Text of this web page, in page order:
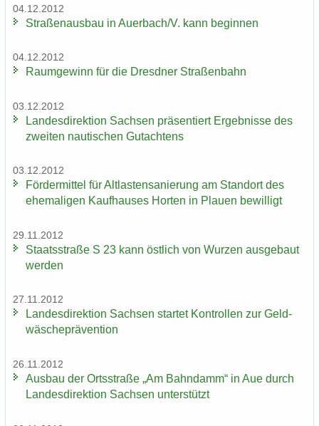
04.12.2012
Stra­ßen­aus­bau in Au­er­bach/V. kann be­gin­nen
04.12.2012
Raum­ge­winn für die Dresd­ner Stra­ßen­bahn
03.12.2012
Lan­des­di­rek­ti­on Sach­sen prä­sen­tiert Er­geb­nis­se des
zwei­ten nau­ti­schen Gut­ach­tens
03.12.2012
För­der­mit­tel für Alt­las­ten­sa­nie­rung am Stand­ort des
ehe­ma­li­gen Kauf­hau­ses Hor­ten in Plau­en be­wil­ligt
29.11.2012
Staats­stra­ße S 23 kann öst­lich von Wur­zen aus­ge­baut
wer­den
27.11.2012
Lan­des­di­rek­ti­on Sach­sen star­tet Kon­trol­len zur Geld­
wä­sche­prä­ven­ti­on
26.11.2012
Aus­bau der Orts­stra­ße „Am Bahn­damm“ in Aue durch
Lan­des­di­rek­ti­on Sach­sen un­ter­stützt